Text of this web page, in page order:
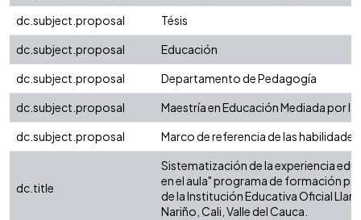
dc.subject.proposal
Tésis
dc.subject.proposal
Educación
dc.subject.proposal
Departamento de Pedagogía
dc.subject.proposal
Maestría en Educación Mediada por
dc.subject.proposal
Marco de referencia de las habilidades
dc.title
Sistematización de la experiencia
en el aula" programa de formación
de la Institución Educativa Oficial
Nariño, Cali, Valle del Cauca.